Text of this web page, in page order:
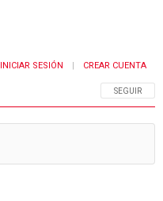
SIGA ESTA
SEGUIR
INICIAR SESIÓN CREAR CUENTA